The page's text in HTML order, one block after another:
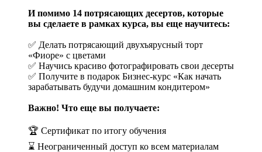
И помимо 14 потрясающих десертов, которые
вы сделаете в рамках курса, вы еще научитесь:
✅ Делать потрясающий двухъярусный торт
«Фиоре» с цветами
✅ Научись красиво фотографировать свои десерты
✅ Получите в подарок Бизнес-курс «Как начать
зарабатывать будучи домашним кондитером»
Важно! Что еще вы получаете:
🏆 Сертификат по итогу обучения
⌛️ Неограниченный доступ ко всем материалам